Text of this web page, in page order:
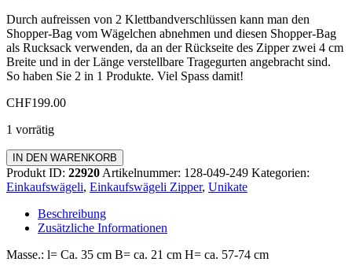
Durch aufreissen von 2 Klettbandverschlüssen kann man den
Shopper-Bag vom Wägelchen abnehmen und diesen Shopper-Bag
als Rucksack verwenden, da an der Rückseite des Zipper zwei 4 cm
Breite und in der Länge verstellbare Tragegurten angebracht sind.
So haben Sie 2 in 1 Produkte. Viel Spass damit!
CHF199.00
1 vorrätig
Einkaufswagen
Zipper
Menge
IN DEN WARENKORB
Produkt ID: 22920 Artikelnummer: 128-049-249 Kategorien:
Einkaufswägeli, Einkaufswägeli Zipper, Unikate
Beschreibung
Zusätzliche Informationen
Masse.: l= Ca. 35 cm B= ca. 21 cm H= ca. 57-74 cm